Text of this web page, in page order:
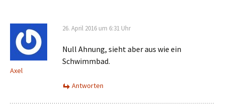
Axel
26. April 2016 um 6:31 Uhr
Null Ahnung, sieht aber aus wie ein
Schwimmbad.
Antworten